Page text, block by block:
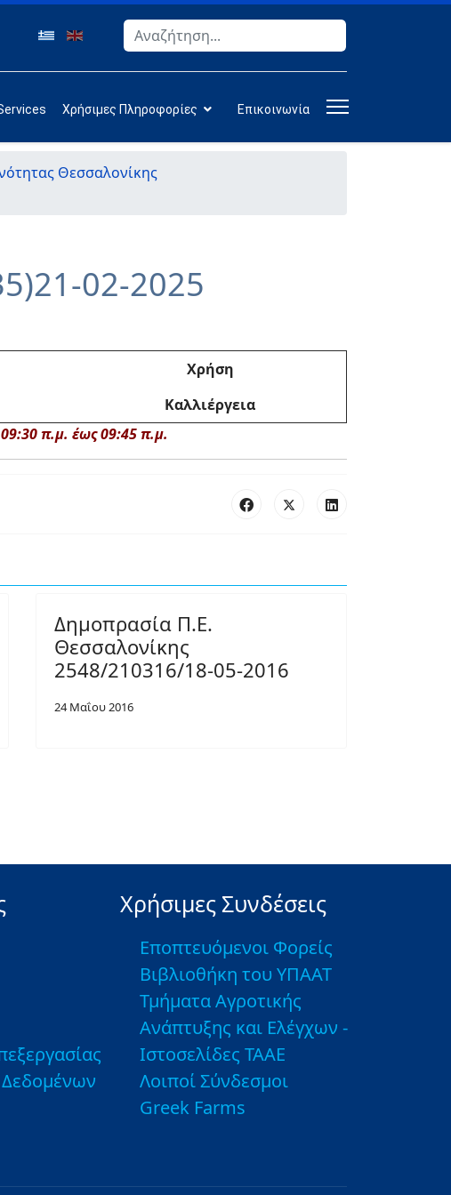
Αναζήτηση
Χρήσιμες Πληροφορίες Επικοινωνία
Θεσσαλονίκης
02-2025
Χρήση
Καλλιέργεια
π.μ. έως 09:45 π.μ.
Δημοπρασία Π.Ε.
Θεσσαλονίκης
2548/210316/18-05-2016
24 Μαΐου 2016
Χρήσιμες Συνδέσεις
Εποπτευόμενοι Φορείς
Βιβλιοθήκη του ΥΠΑΑΤ
Τμήματα Αγροτικής
Ανάπτυξης και Ελέγχων -
Ιστοσελίδες ΤΑΑΕ
Λοιποί Σύνδεσμοι
Greek Farms